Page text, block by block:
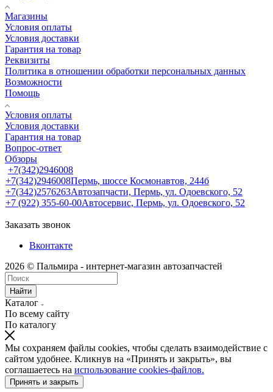
Магазины
Условия оплаты
Условия доставки
Гарантия на товар
Реквизиты
Политика в отношении обработки персональных данных
Возможности
Помощь
Условия оплаты
Условия доставки
Гарантия на товар
Вопрос-ответ
Обзоры
+7(342)2946008
+7(342)2946008Пермь, шоссе Космонавтов, 244б
+7(342)2576263Автозапчасти, Пермь, ул. Одоевского, 52
+7 (922) 355-60-00Автосервис, Пермь, ул. Одоевского, 52
Заказать звонок
Вконтакте
2026 © Пальмира - интернет-магазин автозапчастей
Найти
Каталог
По всему сайту
По каталогу
Мы сохраняем файлы cookies, чтобы сделать взаимодействие с
сайтом удобнее. Кликнув на «Принять и закрыть», вы
соглашаетесь на использование cookies-файлов.
Принять и закрыть